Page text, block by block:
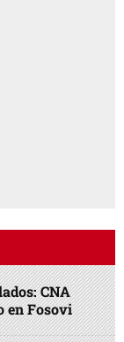
CNA
en Fosovi